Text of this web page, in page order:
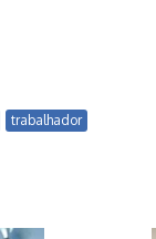
trabalhador